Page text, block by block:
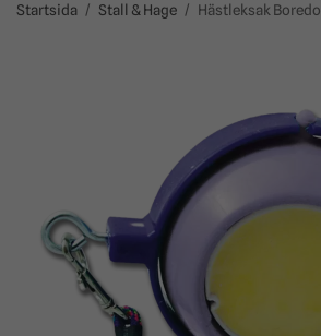
Startsida / Stall & Hage / Hästleksak